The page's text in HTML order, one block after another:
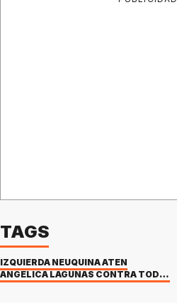
TAGS
IZQUIERDA NEUQUINA ATEN
ANGELICA LAGUNAS CONTRA TODOS